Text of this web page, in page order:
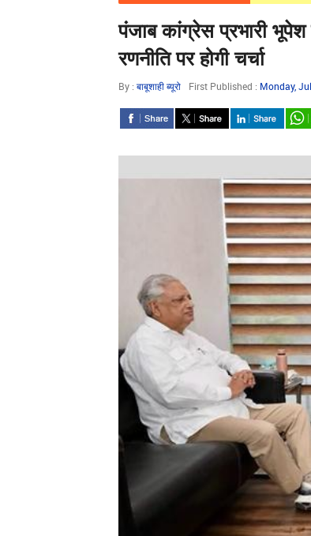
पंजाब कांग्रेस प्रभारी
रणनीति पर होगी चर्चा
By : बाबूशाही ब्यूरो First Published : Monday,